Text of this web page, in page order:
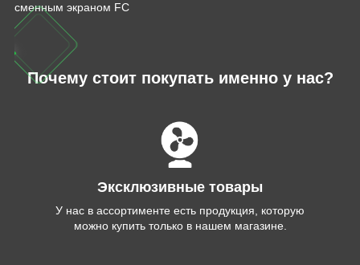
сменным экраном FC
Почему стоит покупать именно у нас?
Эксклюзивные товары
У нас в ассортименте есть продукция, которую
можно купить только в нашем магазине.